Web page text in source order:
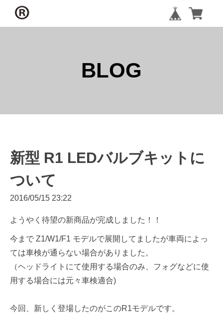
BLOG
新型 R1 LEDバルブキットに
ついて
2016/05/15 23:22
ようやく待望の新商品が完成しました！！
今まで Z1/W1/F1 モデルで展開してましたが車両によっ
ては車検が通らない場合がありました。
（ヘッドライトにて使用する場合のみ、フォグなどに使
用する場合には元々車検適合)
今回、新しく登場したのがこのR1モデルです。